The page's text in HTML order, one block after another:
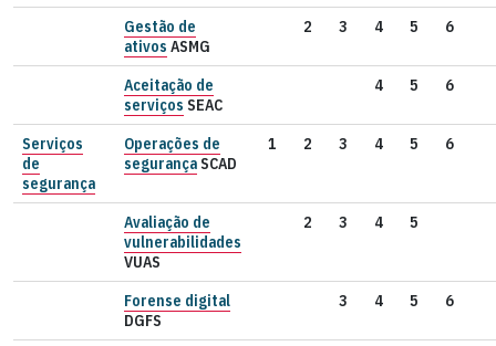
Gestão de
ativos ASMG
2 3 4 5 6
Aceitação de
serviços SEAC
4 5 6
Serviços
de
segurança
Operações de
segurança SCAD
1 2 3 4 5 6
Avaliação de
vulnerabilidades
VUAS
2 3 4 5
Forense digital
DGFS
3 4 5 6